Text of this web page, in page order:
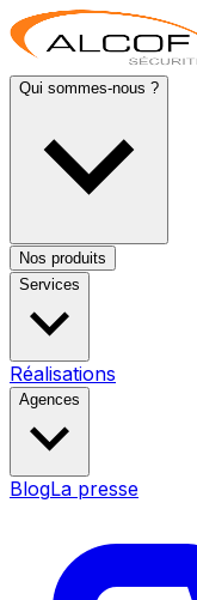
Qui sommes-nous ?
Nos produits
Services
Réalisations
Agences
BlogLa presse